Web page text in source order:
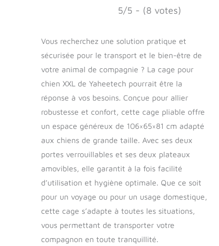
5/5 - (8 votes)
Vous recherchez une solution pratique et
sécurisée pour le transport et le bien-être de
votre animal de compagnie ? La cage pour
chien XXL de Yaheetech pourrait être la
réponse à vos besoins. Conçue pour allier
robustesse et confort, cette cage pliable offre
un espace généreux de 106×65×81 cm adapté
aux chiens de grande taille. Avec ses deux
portes verrouillables et ses deux plateaux
amovibles, elle garantit à la fois facilité
d’utilisation et hygiène optimale. Que ce soit
pour un voyage ou pour un usage domestique,
cette cage s’adapte à toutes les situations,
vous permettant de transporter votre
compagnon en toute tranquillité.